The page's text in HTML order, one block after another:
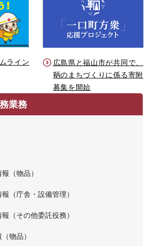
ライン
広島県と福山市が共同で、
鞆のまちづくりに係る寄附
募集を開始
業務
（物品）
（庁舎・設備管理）
（その他委託役務）
物品）